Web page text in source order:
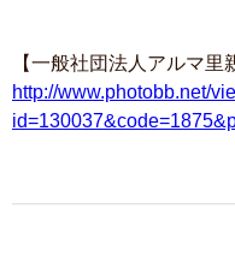
【一般社団法人アルマ里
http://www.photobb.net/